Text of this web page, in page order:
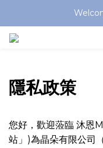
隱私政策
您好，歡迎蒞臨 沐恩
站」)為晶朵有限公司